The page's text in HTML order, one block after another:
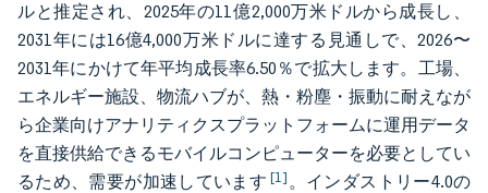
ルと推定され、2025年の11億2,000万米ドルから成長し、
2031年には16億4,000万米ドルに達する見通しで、2026〜
2031年にかけて年平均成長率6.50％で拡大します。工場、
エネルギー施設、物流ハブが、熱・粉塵・振動に耐えなが
ら企業向けアナリティクスプラットフォームに運用データ
を直接供給できるモバイルコンピューターを必要としてい
るため、需要が加速しています[1]。インダストリー4.0の